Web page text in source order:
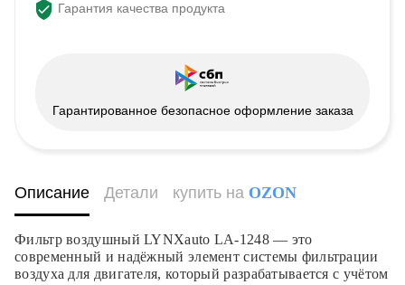
Гарантия качества продукта
Гарантированное безопасное оформление заказа
Описание Детали купить на OZON
Фильтр воздушный LYNXauto LA-1248 — это
современный и надёжный элемент системы фильтрации
воздуха для двигателя, который разрабатывается с учётом